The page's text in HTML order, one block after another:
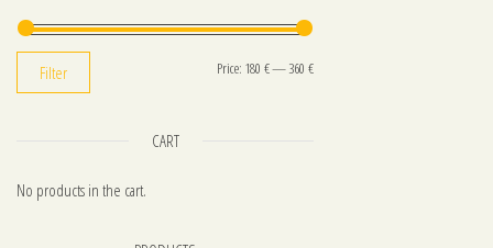
Min price
Max price
Filter Price: 180 €—360 €
CART
No products in the cart.